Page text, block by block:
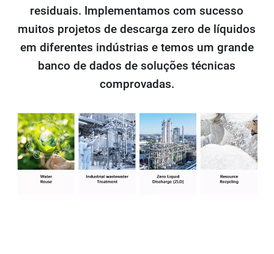
residuais. Implementamos com sucesso
muitos projetos de descarga zero de líquidos
em diferentes indústrias e temos um grande
banco de dados de soluções técnicas
comprovadas.